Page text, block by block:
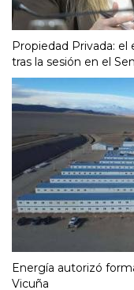
Propiedad Privada:
tras la sesión en el
Energía autorizó
Vicuña